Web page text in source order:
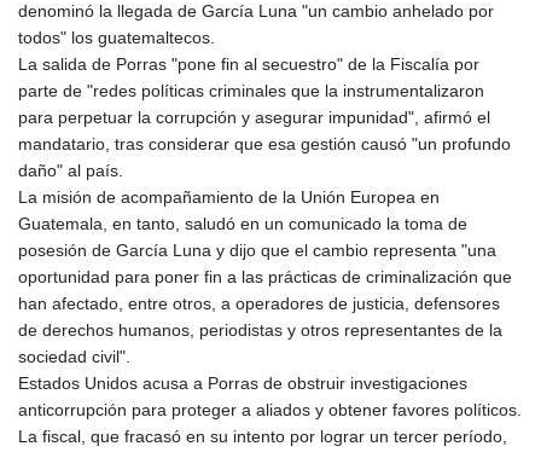
denominó la llegada de García Luna "un cambio anhelado por
todos" los guatemaltecos.
La salida de Porras "pone fin al secuestro" de la Fiscalía por
parte de "redes políticas criminales que la instrumentalizaron
para perpetuar la corrupción y asegurar impunidad", afirmó el
mandatario, tras considerar que esa gestión causó "un profundo
daño" al país.
La misión de acompañamiento de la Unión Europea en
Guatemala, en tanto, saludó en un comunicado la toma de
posesión de García Luna y dijo que el cambio representa "una
oportunidad para poner fin a las prácticas de criminalización que
han afectado, entre otros, a operadores de justicia, defensores
de derechos humanos, periodistas y otros representantes de la
sociedad civil".
Estados Unidos acusa a Porras de obstruir investigaciones
anticorrupción para proteger a aliados y obtener favores políticos.
La fiscal, que fracasó en su intento por lograr un tercer período,